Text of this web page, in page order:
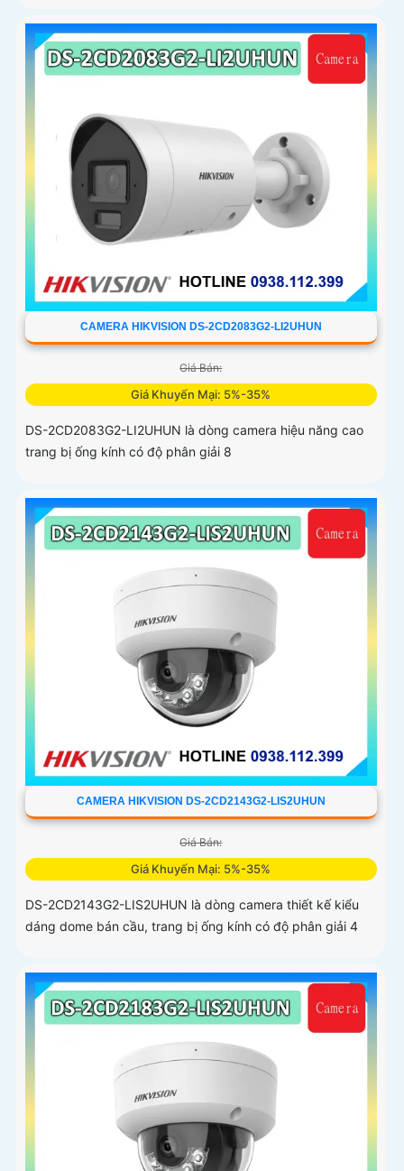
CAMERA HIKVISION DS-2CD2083G2-LI2UHUN
Giá Bán:
Giá Khuyến Mại: 5%-35%
DS-2CD2083G2-LI2UHUN là dòng camera hiệu năng cao
trang bị ống kính có độ phân giải 8
CAMERA HIKVISION DS-2CD2143G2-LIS2UHUN
Giá Bán:
Giá Khuyến Mại: 5%-35%
DS-2CD2143G2-LIS2UHUN là dòng camera thiết kế kiểu
dáng dome bán cầu, trang bị ống kính có độ phân giải 4